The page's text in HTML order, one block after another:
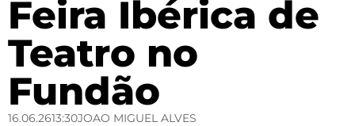
Feira Ibérica de
Teatro no
Fundão
16.06.2613:30JOAO MIGUEL ALVES